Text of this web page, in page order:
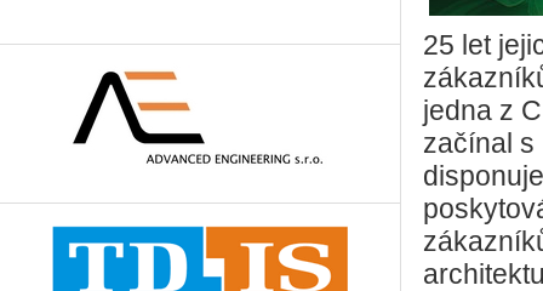
25 let
jedna z
začínal s